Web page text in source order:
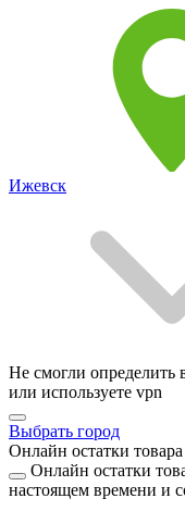
Ижевск
Не смогли
или используете vpn
Выбрать город
Онлайн остатки товара
Онлайн остатки
настоящем времени и